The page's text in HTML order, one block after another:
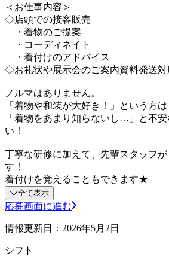
＜お仕事内容＞
◇店頭での接客販売
・着物のご提案
・コーディネイト
・着付けのアドバイス
◇お礼状や展示会のご案内資料発送
ノルマはありません。
「着物や和装が大好き！」という方
「着物をあまり知らないし…」と不
い！
丁寧な研修に加えて、先輩スタッフ
す！
着付けを覚えることもできます★
全て表示
応募画面に進む
情報更新日：2026年5月2日
シフト